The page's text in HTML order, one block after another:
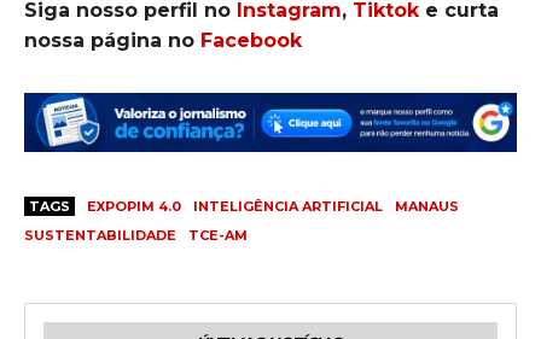
Siga nosso perfil no Instagram, Tiktoke curta
nossa página no Facebook
TAGS EXPOPIM 4.0 INTELIGÊNCIA ARTIFICIAL
MANAUS
SUSTENTABILIDADE
TCE-AM